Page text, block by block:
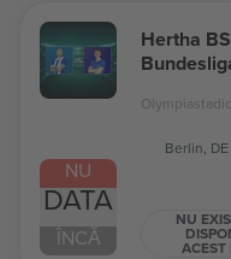
NU
DATA
ÎNCĂ
Hertha
Berlin, DE
NU